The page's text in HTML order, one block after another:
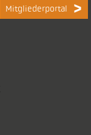
Mitgliederportal